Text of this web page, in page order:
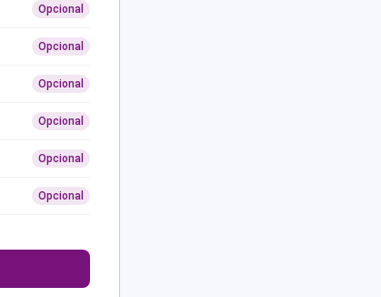
Opcional
Opcional
Opcional
Opcional
Opcional
Opcional